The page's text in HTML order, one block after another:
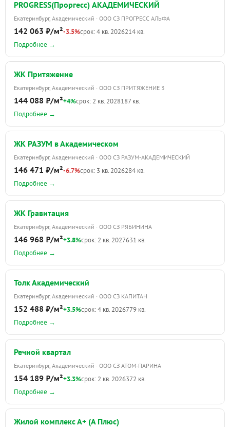
PROGRESS(Проргесс) АКАДЕМИЧЕСКИЙ
Екатеринбург, Академический · ООО СЗ ПРОГРЕСС АЛЬФА
142 063 ₽/м²-3.5%срок: 4 кв. 2026214 кв.
Подробнее →
ЖК Притяжение
Екатеринбург, Академический · ООО СЗ ПРИТЯЖЕНИЕ 3
144 088 ₽/м²+4%срок: 2 кв. 2028187 кв.
Подробнее →
ЖК РАЗУМ в Академическом
Екатеринбург, Академический · ООО СЗ РАЗУМ-АКАДЕМИЧЕСКИЙ
146 471 ₽/м²-6.7%срок: 3 кв. 2026284 кв.
Подробнее →
ЖК Гравитация
Екатеринбург, Академический · ООО СЗ РЯБИНИНА
146 968 ₽/м²+3.8%срок: 2 кв. 2027631 кв.
Подробнее →
Толк Академический
Екатеринбург, Академический · ООО СЗ КАПИТАН
152 488 ₽/м²+3.5%срок: 4 кв. 2026779 кв.
Подробнее →
Речной квартал
Екатеринбург, Академический · ООО СЗ АТОМ-ПАРИНА
154 189 ₽/м²+3.3%срок: 2 кв. 2026372 кв.
Подробнее →
Жилой комплекс А+ (А Плюс)